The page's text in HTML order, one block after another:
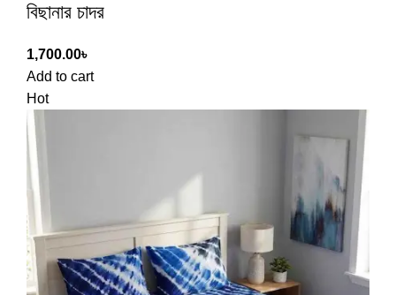
বিছানার চাদর
1,700.00৳
Add to cart
Hot